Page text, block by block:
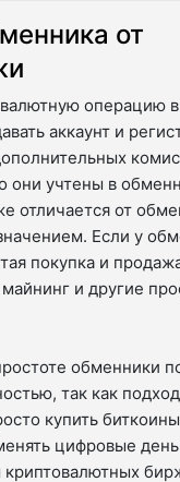
от
операцию
аккаунт и
они учтены в
отличается от
Если у
покупка и
и другие
обменники
так как
купить
цифровые